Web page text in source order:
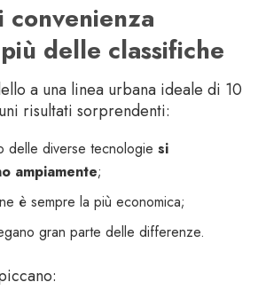
convenienza
delle classifiche
a una linea urbana ideale di 10
risultati sorprendenti:
delle diverse tecnologiesi
ampiamente;
è sempre la più economica;
gran parte delle differenze.